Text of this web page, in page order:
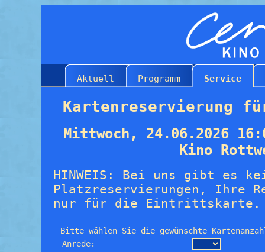
Aktuell Programm Service
Kartenreservierung
Mittwoch, 24.06.2026
Kino
HINWEIS: Bei uns gibt es
Platzreservierungen, Ihre
nur für die Eintrittskarte.
Bitte wählen Sie die gewünschte
Anrede: